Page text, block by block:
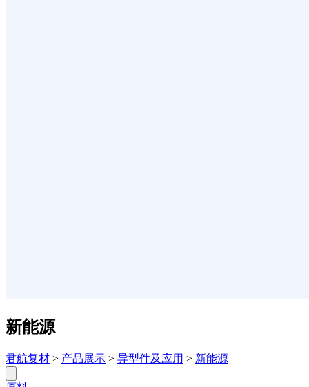
新能源
君航复材 > 产品展示 > 异型件及应用 > 新能源